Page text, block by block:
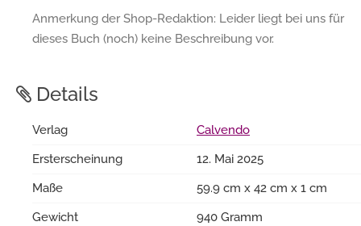
Anmerkung der Shop-Redaktion: Leider liegt bei uns für
dieses Buch (noch) keine Beschreibung vor.
Details
Verlag
Calvendo
Ersterscheinung
12. Mai 2025
Maße
59.9 cm x 42 cm x 1 cm
Gewicht
940 Gramm